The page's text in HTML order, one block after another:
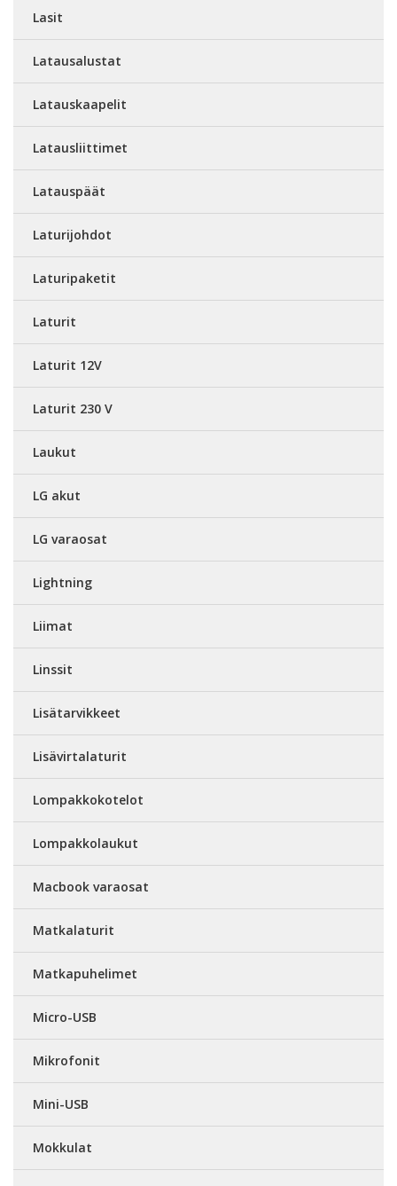
Lasit
Latausalustat
Latauskaapelit
Latausliittimet
Latauspäät
Laturijohdot
Laturipaketit
Laturit
Laturit 12V
Laturit 230 V
Laukut
LG akut
LG varaosat
Lightning
Liimat
Linssit
Lisätarvikkeet
Lisävirtalaturit
Lompakkokotelot
Lompakkolaukut
Macbook varaosat
Matkalaturit
Matkapuhelimet
Micro-USB
Mikrofonit
Mini-USB
Mokkulat